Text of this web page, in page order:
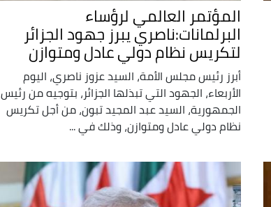
المؤتمر العالمي لرؤساء
البرلمانات:ناصري يبرز جهود الجزائر
لتكريس نظام دولي عادل ومتوازن
أبرز رئيس مجلس الأمة، السيد عزوز ناصري، اليوم
الأربعاء، الجهود التي تبذلها الجزائر، بتوجيه من رئيس
الجمهورية، السيد عبد المجيد تبون، من أجل تكريس
نظام دولي عادل ومتوازن، وذلك في ...